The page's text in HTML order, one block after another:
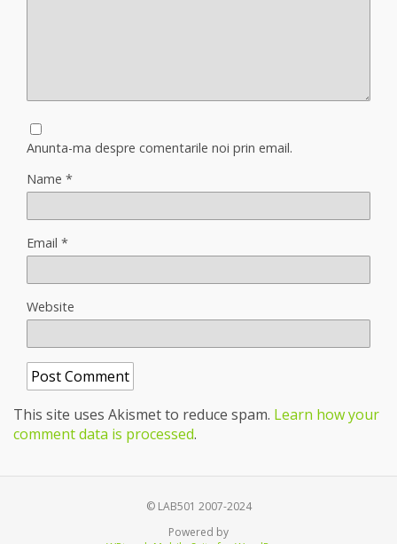
Anunta-ma despre comentarile noi prin email.
Name *
Email *
Website
This site uses Akismet to reduce spam. Learn how your
comment data is processed.
© LAB501 2007-2024
Powered by